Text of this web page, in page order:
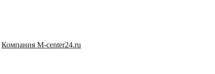
Компания M-center24.ru